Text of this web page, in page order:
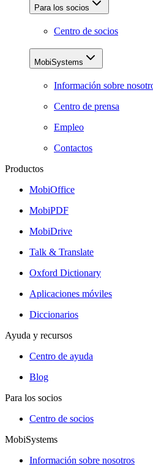
Para los socios
Centro de socios
MobiSystems
Información sobre
Centro de prensa
Empleo
Contactos
Productos
MobiOffice
MobiPDF
MobiDrive
Talk & Translate
Oxford Dictionary
Aplicaciones móviles
Diccionarios
Ayuda y recursos
Centro de ayuda
Blog
Para los socios
Centro de socios
MobiSystems
Información sobre nosotros